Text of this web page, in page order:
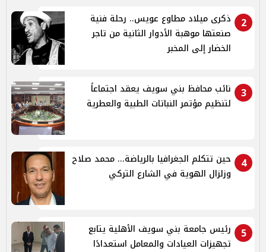
2
ذكرى ميلاد مطاوع عويس.. رحلة فنية
صنعتها موهبة الأدوار الثانية من تاجر
الخضار إلى المخبر
3
نائب محافظ بني سويف يعقد اجتماعاً
لتنظيم مؤتمر النباتات الطبية والعطرية
4
حين تتكلم الجغرافيا بالرياضة... محمد صلاح
وزلزال الهوية في الشارع التركي
5
رئيس جامعة بني سويف الأهلية يتابع
تجهيزات العيادات والمعامل استعدادًا